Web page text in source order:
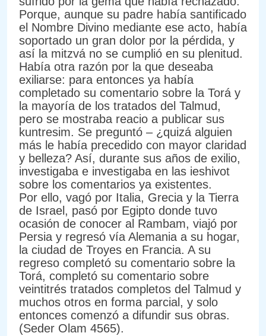
Porque, aunque su padre había santificado
el Nombre Divino mediante ese acto, había
soportado un gran dolor por la pérdida, y
así la mitzvá no se cumplió en su plenitud.
Había otra razón por la que deseaba
exiliarse: para entonces ya había
completado su comentario sobre la Torá y
la mayoría de los tratados del Talmud,
pero se mostraba reacio a publicar sus
kuntresim. Se preguntó – ¿quizá alguien
más le había precedido con mayor claridad
y belleza? Así, durante sus años de exilio,
investigaba e investigaba en las ieshivot
sobre los comentarios ya existentes.
Por ello, vagó por Italia, Grecia y la Tierra
de Israel, pasó por Egipto donde tuvo
ocasión de conocer al Rambam, viajó por
Persia y regresó vía Alemania a su hogar,
la ciudad de Troyes en Francia. A su
regreso completó su comentario sobre la
Torá, completó su comentario sobre
veintitrés tratados completos del Talmud y
muchos otros en forma parcial, y solo
entonces comenzó a difundir sus obras.
(Seder Olam 4565).